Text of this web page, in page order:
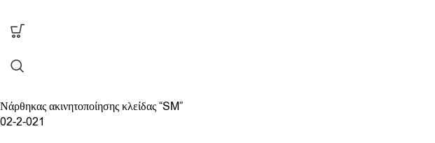
Νάρθηκας ακινητοποίησης κλείδας “SM”
02-2-021